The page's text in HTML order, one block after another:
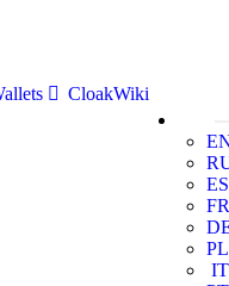
CloakWiki
ES
FR
PL
IT